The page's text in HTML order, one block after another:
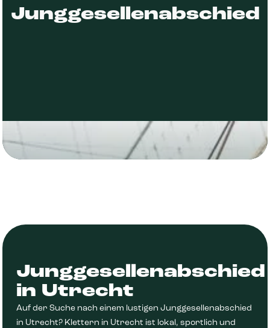
Junggesellenabschied
Junggesellenabschied
in Utrecht
Auf der Suche nach einem lustigen Junggesellenabschied
in Utrecht? Klettern in Utrecht ist lokal, sportlich und